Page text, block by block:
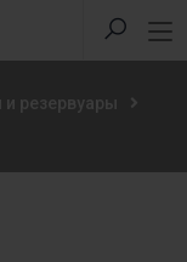
и резервуары